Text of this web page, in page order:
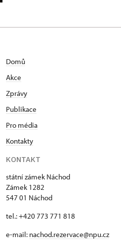
Domů
Akce
Zprávy
Publikace
Pro média
Kontakty
KONTAKT
státní zámek Náchod
Zámek 1282
547 01 Náchod
tel.: +420 773 771 818
e-mail: nachod.rezervace@npu.cz